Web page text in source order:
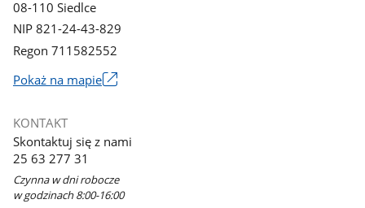
08-110 Siedlce
NIP 821-24-43-829
Regon 711582552
Pokaż na mapieLink
nowym
KONTAKT
Skontaktuj się z nami
25 63 277 31
Czynna w dni robocze
w godzinach 8:00-16:00